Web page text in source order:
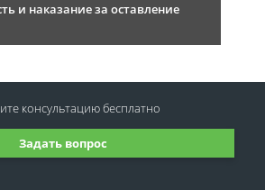
и наказание за оставление
Задать вопрос
консультациюбесплатно